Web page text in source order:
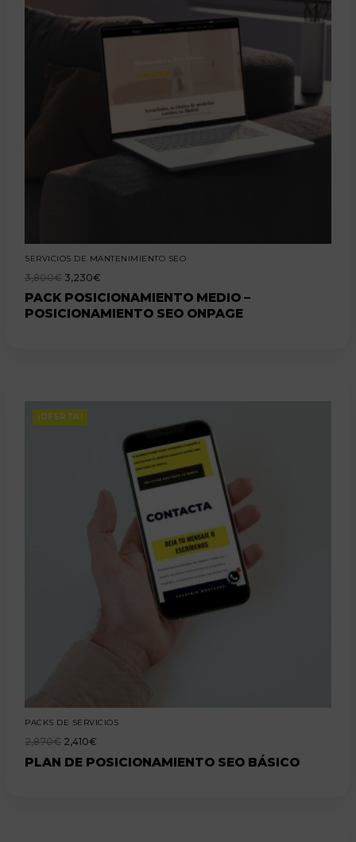
SERVICIOS DE MANTENIMIENTO SEO
3,800€ 3,230€
PACK POSICIONAMIENTO MEDIO –
POSICIONAMIENTO SEO ONPAGE
¡OFERTA!
PACKS DE SERVICIOS
2,870€ 2,410€
PLAN DE POSICIONAMIENTO SEO BÁSICO